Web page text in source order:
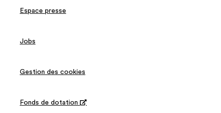
Espace presse
Jobs
Gestion des cookies
Fonds de dotation 